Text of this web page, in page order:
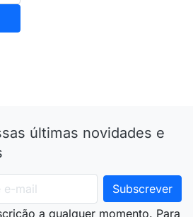
últimas novidades e
a qualquer momento. Para